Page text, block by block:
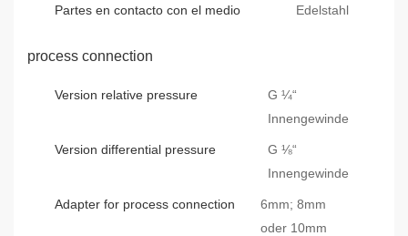
Partes en contacto con el medio Edelstahl
process connection
Version relative pressure
G ¼“
Innengewinde
Version differential pressure
G ⅛“
Innengewinde
Adapter for process connection
6mm; 8mm
oder 10mm